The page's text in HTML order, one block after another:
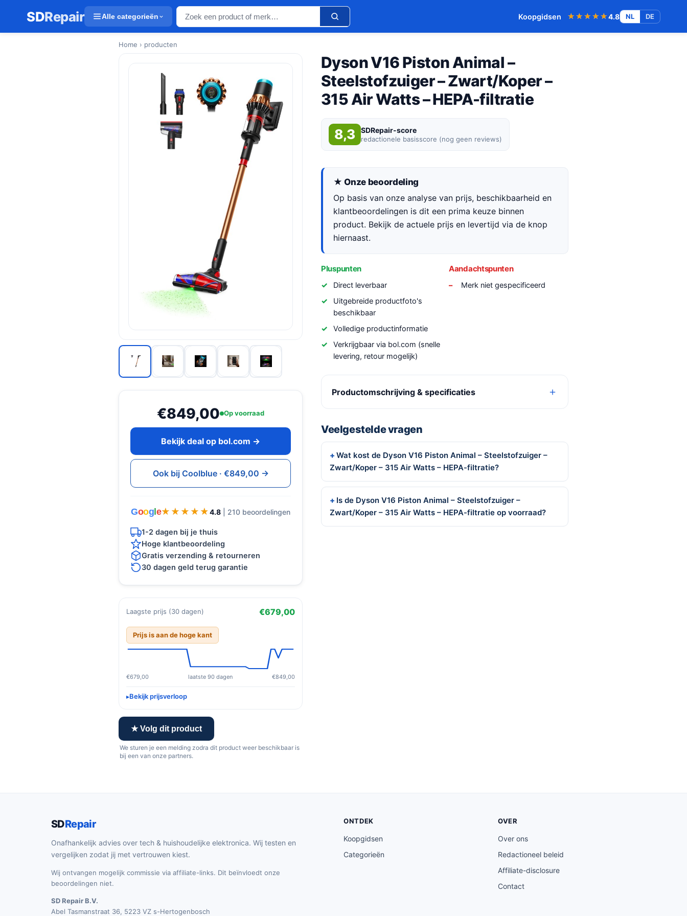
SDRepair Alle categorieën Koopgidsen ★★★★★
★★★★★4.8 NL DE
Home › producten
€849,00 Op voorraad
Bekijk deal op bol.com →
Ook bij Coolblue · €849,00 →
Google★★★★★
★★★★★ 4.8 | 210 beoordelingen
1-2 dagen bij je thuis
Hoge klantbeoordeling
Gratis verzending & retourneren
30 dagen geld terug garantie
Laagste prijs (30 dagen) €679,00
Prijs is aan de hoge kant
€679,00 laatste 90 dagen €849,00
Bekijk prijsverloop
★ Volg dit product
We sturen je een melding zodra dit product weer beschikbaar is
bij een van onze partners.
Dyson V16 Piston Animal –
Steelstofzuiger – Zwart/Koper –
315 Air Watts – HEPA-filtratie
8,3 SDRepair-score
redactionele basisscore (nog geen reviews)
★ Onze beoordeling
Op basis van onze analyse van prijs, beschikbaarheid en
klantbeoordelingen is dit een prima keuze binnen
product. Bekijk de actuele prijs en levertijd via de knop
hiernaast.
Pluspunten
Direct leverbaar
Uitgebreide productfoto's
beschikbaar
Volledige productinformatie
Verkrijgbaar via bol.com (snelle
levering, retour mogelijk)
Aandachtspunten
Merk niet gespecificeerd
Productomschrijving & specificaties
Veelgestelde vragen
Wat kost de Dyson V16 Piston Animal – Steelstofzuiger –
Zwart/Koper – 315 Air Watts – HEPA-filtratie?
Is de Dyson V16 Piston Animal – Steelstofzuiger –
Zwart/Koper – 315 Air Watts – HEPA-filtratie op voorraad?
SDRepair
Onafhankelijk advies over tech & huishoudelijke elektronica. Wij testen en
vergelijken zodat jij met vertrouwen kiest.
Wij ontvangen mogelijk commissie via affiliate-links. Dit beïnvloedt onze
beoordelingen niet.
SD Repair B.V.
Abel Tasmanstraat 36, 5223 VZ s-Hertogenbosch
ONTDEK
Koopgidsen
Categorieën
OVER
Over ons
Redactioneel beleid
Affiliate-disclosure
Contact